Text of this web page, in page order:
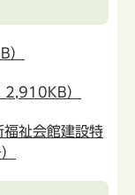
）
2,910KB）
福祉会館建設特